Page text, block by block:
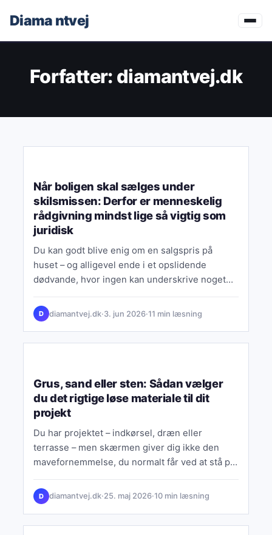
Diama ntvej
Forfatter: diamantvej.dk
Når boligen skal sælges under
skilsmissen: Derfor er menneskelig
rådgivning mindst lige så vigtig som
juridisk
Du kan godt blive enig om en salgspris på
huset – og alligevel ende i et opslidende
dødvande, hvor ingen kan underskrive noget
D diamantvej.dk·3. jun 2026·11 min læsning
Grus, sand eller sten: Sådan vælger
du det rigtige løse materiale til dit
projekt
Du har projektet – indkørsel, dræn eller
terrasse – men skærmen giver dig ikke den
mavefornemmelse, du normalt får ved at stå på
D diamantvej.dk·25. maj 2026·10 min læsning